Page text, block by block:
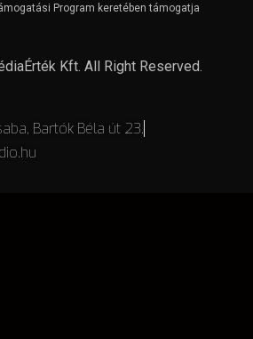
Program keretében támogatja
Kft. All Right Reserved.
Bartók Béla út 23.